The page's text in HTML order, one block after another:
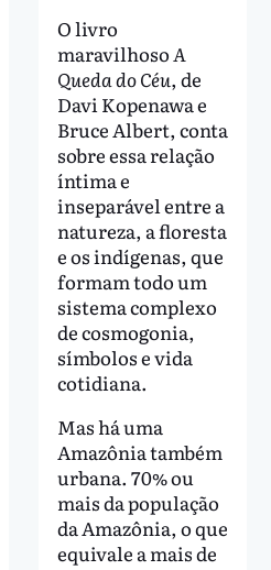
O livro
maravilhosoA
Queda do Céu, de
Davi Kopenawa e
Bruce Albert, conta
sobre essa relação
íntima e
inseparável entre a
natureza, a floresta
e os indígenas, que
formam todo um
sistema complexo
de cosmogonia,
símbolos e vida
cotidiana.
Mas há uma
Amazônia também
urbana. 70% ou
mais da população
da Amazônia, o que
equivale a mais de